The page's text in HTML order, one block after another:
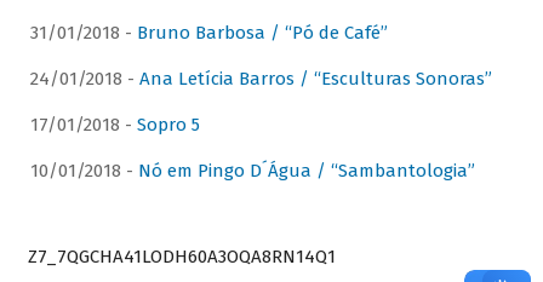
31/01/2018 - Bruno Barbosa / “Pó de Café”
24/01/2018 - Ana Letícia Barros / “Esculturas Sonoras”
17/01/2018 - Sopro 5
10/01/2018 - Nó em Pingo D´Água / “Sambantologia”
Z7_7QGCHA41LODH60A3OQA8RN14Q1